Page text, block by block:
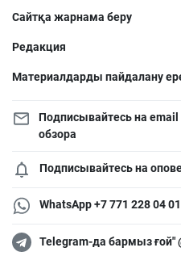
Сайтқа жарнама беру
Редакция
Материалдарды пайдалану
Подписывайтесь на
обзора
Подписывайтесь на
WhatsApp +7 771 228 04 01
Telegram-да бармыз ғой"